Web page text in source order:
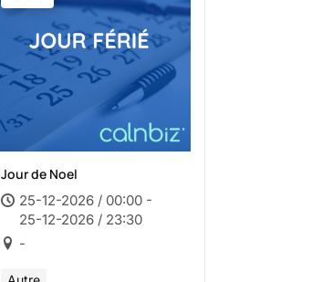
Jour de Noel
25-12-2026 / 00:00 -
25-12-2026 / 23:30
-